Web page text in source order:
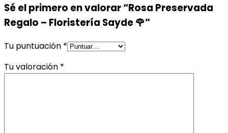
Sé el primero en valorar “Rosa Preservada
Regalo – Floristería Sayde 🌹”
Tu puntuación *
Tu valoración *